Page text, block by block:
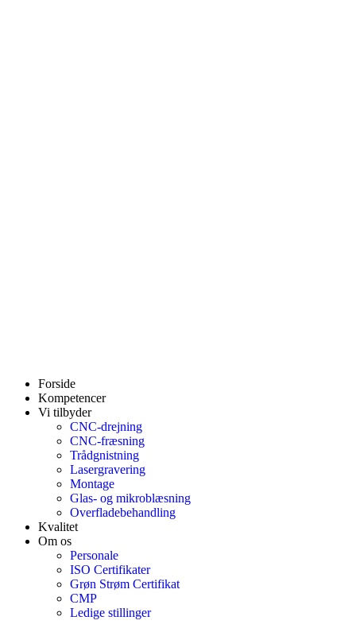
Forside
Kompetencer
Vi tilbyder
CNC-drejning
CNC-fræsning
Trådgnistning
Lasergravering
Montage
Glas- og mikroblæsning
Overfladebehandling
Kvalitet
Om os
Personale
ISO Certifikater
Grøn Strøm Certifikat
CMP
Ledige stillinger